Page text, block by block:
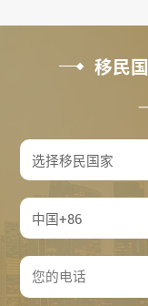
移民